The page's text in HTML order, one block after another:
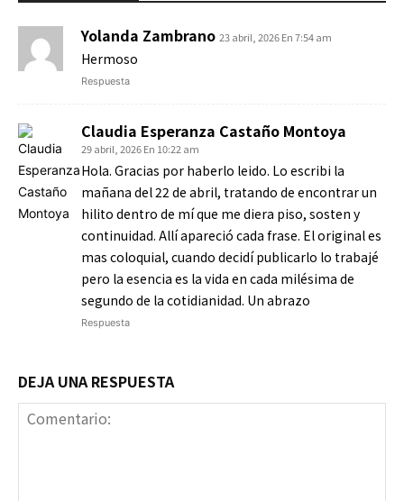
Yolanda Zambrano 23 abril, 2026 En 7:54 am
Hermoso
Respuesta
Claudia Esperanza Castaño Montoya
29 abril, 2026 En 10:22 am
Hola. Gracias por haberlo leido. Lo escribi la
mañana del 22 de abril, tratando de encontrar un
hilito dentro de mí que me diera piso, sosten y
continuidad. Allí apareció cada frase. El original es
mas coloquial, cuando decidí publicarlo lo trabajé
pero la esencia es la vida en cada milésima de
segundo de la cotidianidad. Un abrazo
Respuesta
DEJA UNA RESPUESTA